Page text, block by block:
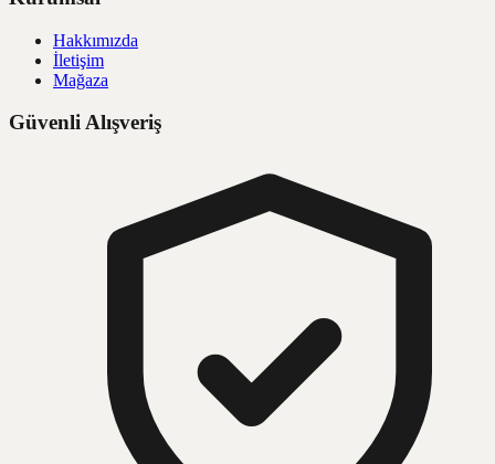
Hakkımızda
İletişim
Mağaza
Güvenli Alışveriş